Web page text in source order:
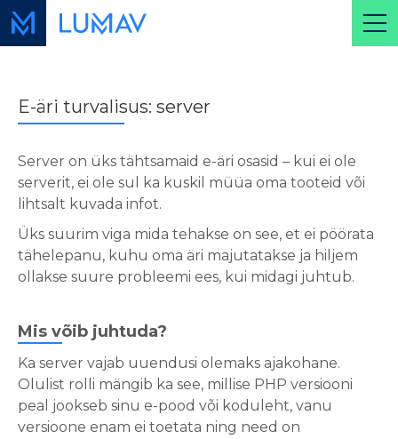
E-äri turvalisus: server
Server on üks tähtsamaid e-äri osasid – kui ei ole
serverit, ei ole sul ka kuskil müüa oma tooteid või
lihtsalt kuvada infot.
Üks suurim viga mida tehakse on see, et ei pöörata
tähelepanu, kuhu oma äri majutatakse ja hiljem
ollakse suure probleemi ees, kui midagi juhtub.
Mis võib juhtuda?
Ka server vajab uuendusi olemaks ajakohane.
Olulist rolli mängib ka see, millise PHP versiooni
peal jookseb sinu e-pood või koduleht, vanu
versioone enam ei toetata ning need on